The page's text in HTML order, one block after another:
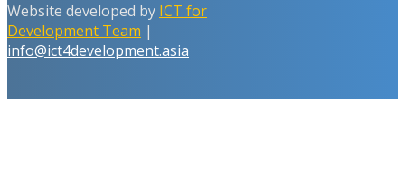
Website developed by ICT for
Development Team |
info@ict4development.asia